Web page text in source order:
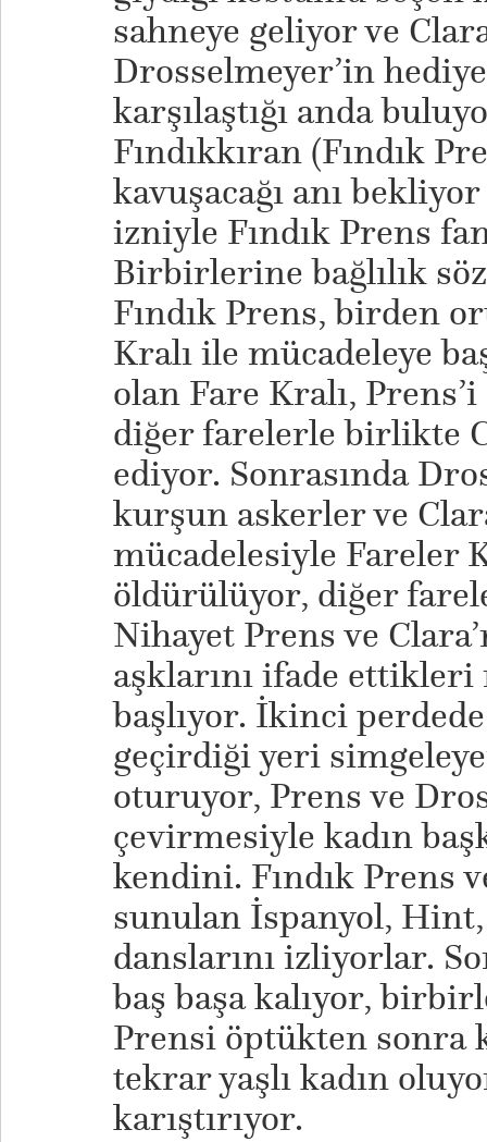
sahneye geliyor ve
Drosselmeyer’in
karşılaştığı anda
Fındıkkıran (Fındık
kavuşacağı anı
izniyle Fındık Prens
Birbirlerine bağlılık
Fındık Prens, birden
Kralı ile mücadeleye
olan Fare Kralı,
diğer farelerle birlikte
ediyor. Sonrasında
kurşun askerler ve
mücadelesiyle Fareler
öldürülüyor, diğer
Nihayet Prens ve
aşklarını ifade
başlıyor. İkinci
geçirdiği yeri
oturuyor, Prens ve
çevirmesiyle kadın
kendini. Fındık Prens
sunulan İspanyol, Hint,
danslarını izliyorlar.
baş başa kalıyor,
Prensi öptükten sonra
tekrar yaşlı kadın
karıştırıyor.